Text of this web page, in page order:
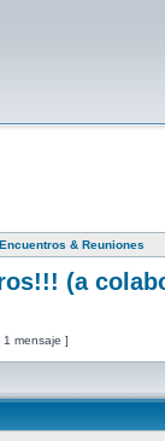
& Reuniones
(a
1 mensaje ]